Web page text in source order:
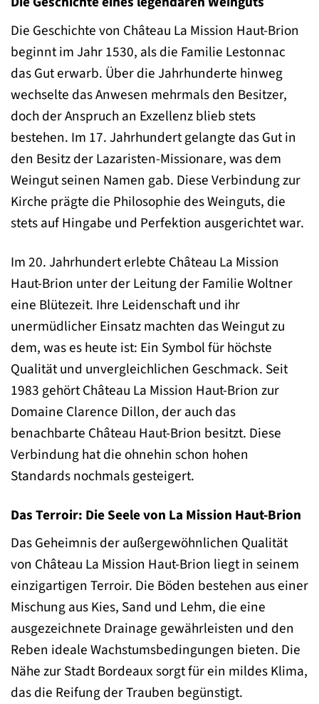
Die Geschichte von Château La Mission Haut-Brion
beginnt im Jahr 1530, als die Familie Lestonnac
das Gut erwarb. Über die Jahrhunderte hinweg
wechselte das Anwesen mehrmals den Besitzer,
doch der Anspruch an Exzellenz blieb stets
bestehen. Im 17. Jahrhundert gelangte das Gut in
den Besitz der Lazaristen-Missionare, was dem
Weingut seinen Namen gab. Diese Verbindung zur
Kirche prägte die Philosophie des Weinguts, die
stets auf Hingabe und Perfektion ausgerichtet war.
Im 20. Jahrhundert erlebte Château La Mission
Haut-Brion unter der Leitung der Familie Woltner
eine Blütezeit. Ihre Leidenschaft und ihr
unermüdlicher Einsatz machten das Weingut zu
dem, was es heute ist: Ein Symbol für höchste
Qualität und unvergleichlichen Geschmack. Seit
1983 gehört Château La Mission Haut-Brion zur
Domaine Clarence Dillon, der auch das
benachbarte Château Haut-Brion besitzt. Diese
Verbindung hat die ohnehin schon hohen
Standards nochmals gesteigert.
Das Terroir: Die Seele von La Mission Haut-Brion
Das Geheimnis der außergewöhnlichen Qualität
von Château La Mission Haut-Brion liegt in seinem
einzigartigen Terroir. Die Böden bestehen aus einer
Mischung aus Kies, Sand und Lehm, die eine
ausgezeichnete Drainage gewährleisten und den
Reben ideale Wachstumsbedingungen bieten. Die
Nähe zur Stadt Bordeaux sorgt für ein mildes Klima,
das die Reifung der Trauben begünstigt.